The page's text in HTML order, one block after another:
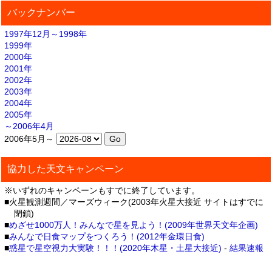
バックナンバー
1997年12月～1998年
1999年
2000年
2001年
2002年
2003年
2004年
2005年
～2006年4月
2006年5月～
協力した天文キャンペーン
※いずれのキャンペーンもすでに終了しています。
■火星観測週間／マーズウィーク(2003年火星大接近 サイトはすでに
閉鎖)
■めざせ1000万人！みんなで星を見よう！(2009年世界天文年企画)
■みんなで日食マップをつくろう！(2012年金環日食)
■惑星で星空視力大実験！！！(2020年木星・土星大接近) - 結果速報